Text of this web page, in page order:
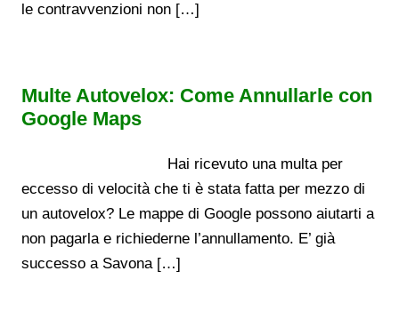
le contravvenzioni non […]
Multe Autovelox: Come Annullarle con
Google Maps
Hai ricevuto una multa per
eccesso di velocità che ti è stata fatta per mezzo di
un autovelox? Le mappe di Google possono aiutarti a
non pagarla e richiederne l’annullamento. E’ già
successo a Savona […]